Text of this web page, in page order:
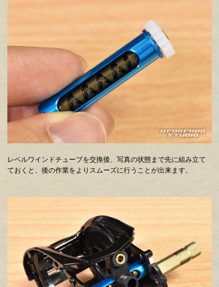
レベルワインドチューブを交換後、写真の状態まで先に組み立て
ておくと、後の作業をよりスムーズに行うことが出来ます。